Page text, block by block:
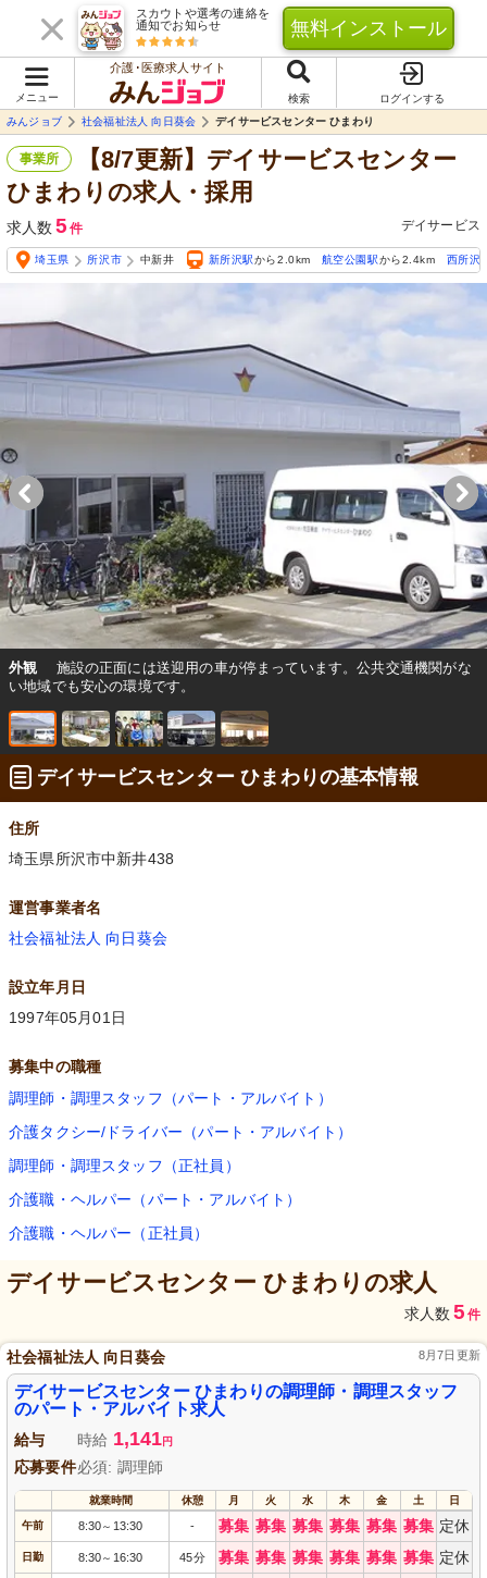
スカウトや選考の連絡を
通知でお知らせ
無料インストール
メニュー
介護･医療求人サイト
検索
ログインする
みんジョブ
社会福祉法人 向日葵会 デイサービスセンター ひまわり
事業所
【8/7更新】デイサービスセンター
ひまわりの求人・採用
求人数 5 件 デイサービス
埼玉県 所沢市 中新井 新所沢駅から2.0km 航空公園駅から2.4km 西所沢
外観
施設の正面には送迎用の車が停まっています。公共交通機関がな
い地域でも安心の環境です。
デイサービスセンター ひまわりの基本情報
住所
埼玉県所沢市中新井438
運営事業者名
社会福祉法人 向日葵会
設立年月日
1997年05月01日
募集中の職種
調理師・調理スタッフ（パート・アルバイト）
介護タクシー/ドライバー（パート・アルバイト）
調理師・調理スタッフ（正社員）
介護職・ヘルパー（パート・アルバイト）
介護職・ヘルパー（正社員）
デイサービスセンター ひまわり の求人
求人数 5 件
社会福祉法人 向日葵会 8月7日更新
デイサービスセンター ひまわりの調理師・調理スタッフ
のパート・アルバイト求人
給与 時給 1,141円
応募要件必須: 調理師
就業時間 休憩 月 火 水 木 金 土 日
午前 8:30～ 13:30 - 募集 募集 募集 募集 募集 募集 定休
日勤 8:30～ 16:30 45分 募集 募集 募集 募集 募集 募集 定休